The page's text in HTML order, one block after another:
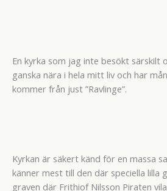
En kyrka som jag inte besökt
ganska nära i hela mitt liv och har
kommer från just ”Ravlinge”.
Kyrkan är säkert känd för en massa
känner mest till den där speciella lilla
graven där Frithiof Nilsson Piraten